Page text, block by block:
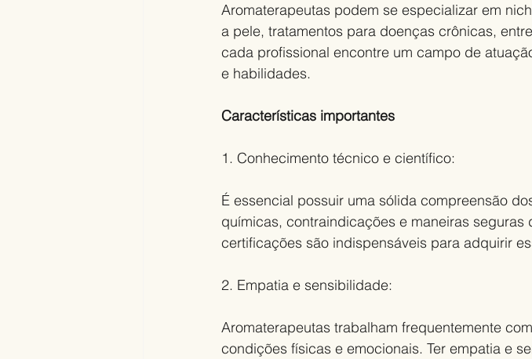
Aromaterapeutas podem se especializar em
a pele, tratamentos para doenças crônicas,
cada profissional encontre um campo de
e habilidades.
Características importantes
1. Conhecimento técnico e científico:
É essencial possuir uma sólida compreensão
químicas, contraindicações e maneiras
certificações são indispensáveis para adquirir
2. Empatia e sensibilidade:
Aromaterapeutas trabalham frequentemente
condições físicas e emocionais. Ter empatia e